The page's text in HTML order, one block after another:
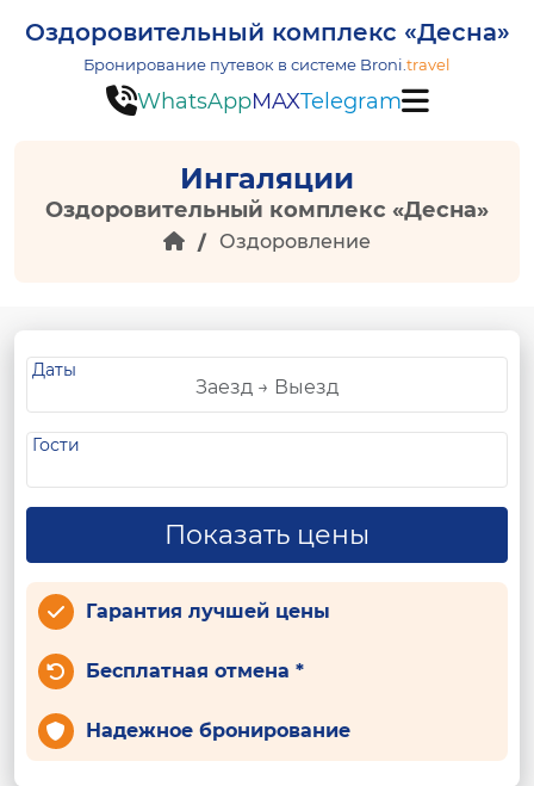
Оздоровительный комплекс «Десна»
Бронирование путевок в системе Broni. travel
WhatsAppMAXTelegram
Ингаляции
Оздоровительный комплекс «Десна»
Оздоровление
Даты
Гости
Показать цены
Гарантия лучшей цены
Бесплатная отмена *
Надежное бронирование